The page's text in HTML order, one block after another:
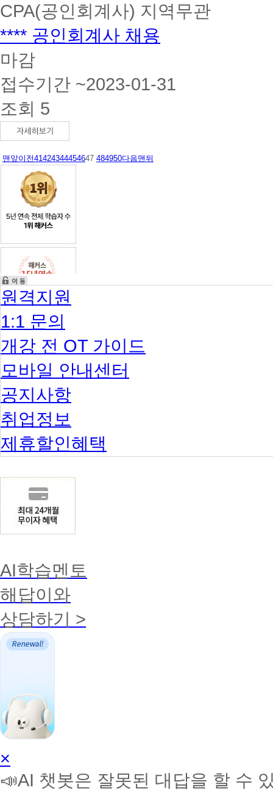
CPA(공인회계사) 지역무관
**** 공인회계사 채용
마감
접수기간 ~2023-01-31
조회 5
맨앞이전41424344454647 484950다음맨뒤
원격지원
1:1 문의
개강 전 OT 가이드
모바일 안내센터
공지사항
취업정보
제휴할인혜택
AI학습멘토
해답이와
상담하기 >
AI
학
습
×
📣AI 챗봇은 잘못된 대답을 할 수